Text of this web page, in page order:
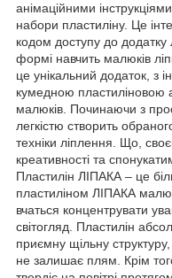
анімаційними
набори пластиліну. Це
кодом доступу до додатку
формі навчить малюків
це унікальний додаток, з
кумедною пластиліновою
малюків. Починаючи з
легкістю створить
техніки ліплення. Що,
креативності та
Пластилін ЛІПАКА – це
пластиліном ЛІПАКА
вчаться концентрувати
світогляд. Пластилін
приємну щільну
не залишає плям. Крім